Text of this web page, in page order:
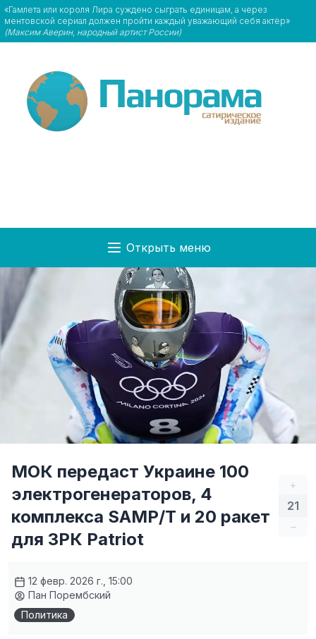
«Гамлета или короля Лира суждено сыграть единицам, а через
ментовской сериал должен пройти каждый уважающий себя актёр»
(Максим Аверин, народный артист России)
Открыть меню
+
21
–
МОК передаст Украине 100
электрогенераторов, 4
комплекса SAMP/T и 20 ракет
для ЗРК Patriot
12 февр. 2026 г., 15:00
Пан Порембский
Политика